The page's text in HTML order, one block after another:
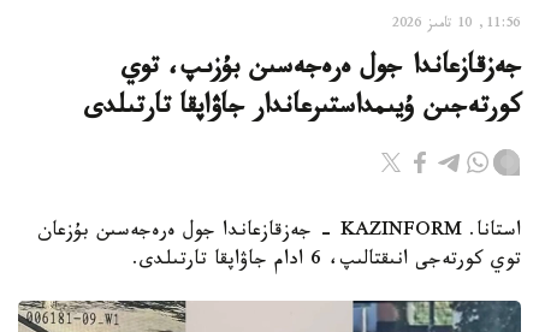
11:56, 10 تامىز 2026
جەزقازعاندا جول ەرەجەسىن بۇزىپ، توي
كورتەجىن ۇيىمداستىرعاندار جاۋاپقا تارتىلدى
استانا. KAZINFORM - جەزقازعاندا جول ەرەجەسىن بۇزعان
توي كورتەجى انىقتالىپ، 6 ادام جاۋاپقا تارتىلدى.